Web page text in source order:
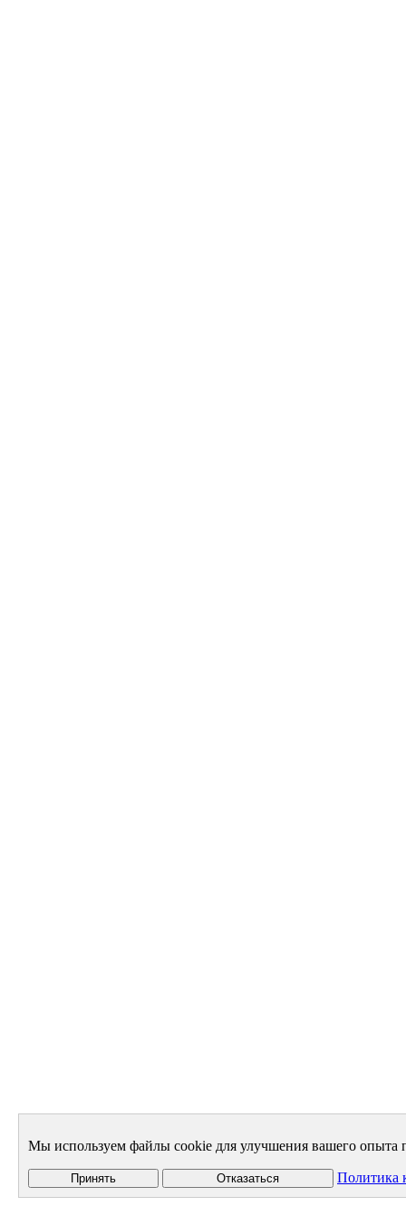
Мы используем файлы cookie для улучшения вашего опыта
Принять Отказаться Политика